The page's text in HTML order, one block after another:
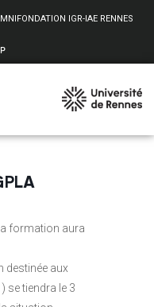
FONDATION IGR-IAE RENNES
formation aura
destinée aux
se tiendra le 3